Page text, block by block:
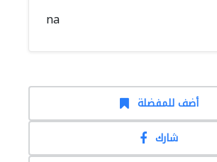
na
أضف للمفضلة
شارك